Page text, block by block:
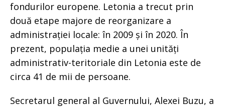
fondurilor europene. Letonia a trecut prin
două etape majore de reorganizare a
administrației locale: în 2009 și în 2020. În
prezent, populația medie a unei unități
administrativ-teritoriale din Letonia este de
circa 41 de mii de persoane.
Secretarul general al Guvernului, Alexei Buzu, a